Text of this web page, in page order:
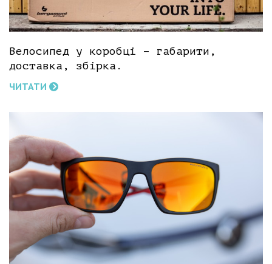
Велосипед у коробці – габарити,
доставка, збірка.
ЧИТАТИ